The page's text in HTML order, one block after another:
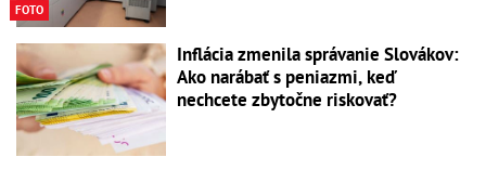
FOTO
Inflácia zmenila správanie Slovákov:
Ako narábať s peniazmi, keď
nechcete zbytočne riskovať?